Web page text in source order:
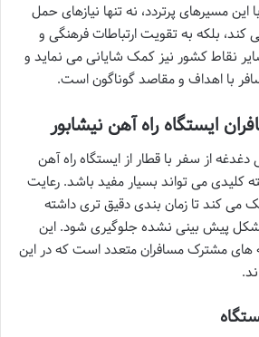
این مسیرهای پرتردد، نه تنها نیازهای حمل
کند، بلکه به تقویت ارتباطات فرهنگی و
نقاط کشور نیز کمک شایانی می نماید و
با اهداف و مقاصد گوناگون است.
ایستگاه راه آهن نیشابور
از سفر با قطار از ایستگاه راه آهن
کلیدی می تواند بسیار مفید باشد. رعایت
می کند تا زمان بندی دقیق تری داشته
مشکل پیش بینی نشده جلوگیری شود. این
های مشترک مسافران متعدد است که در این